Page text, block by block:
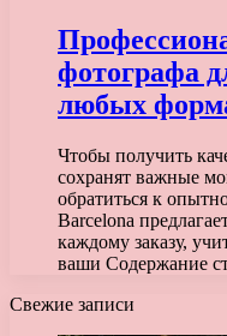
фотографа
любых
Чтобы получить
сохранят важные
обратиться к
Barcelona
каждому заказу,
ваши Содержание
Свежие записи